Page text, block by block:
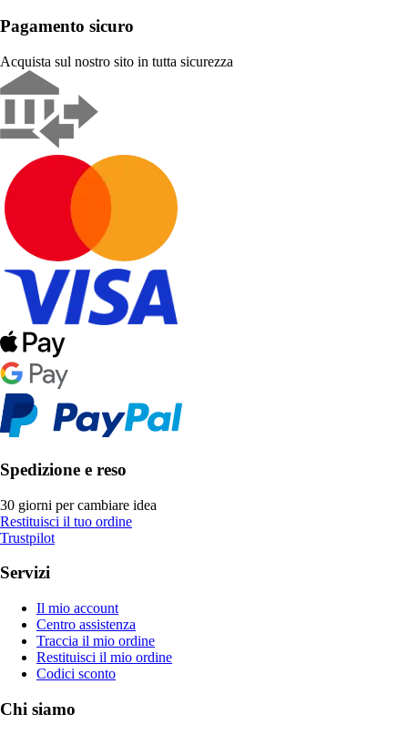
Pagamento sicuro
Acquista sul nostro sito in tutta sicurezza
Spedizione e reso
30 giorni per cambiare idea
Restituisci il tuo ordine
Trustpilot
Servizi
Il mio account
Centro assistenza
Traccia il mio ordine
Restituisci il mio ordine
Codici sconto
Chi siamo